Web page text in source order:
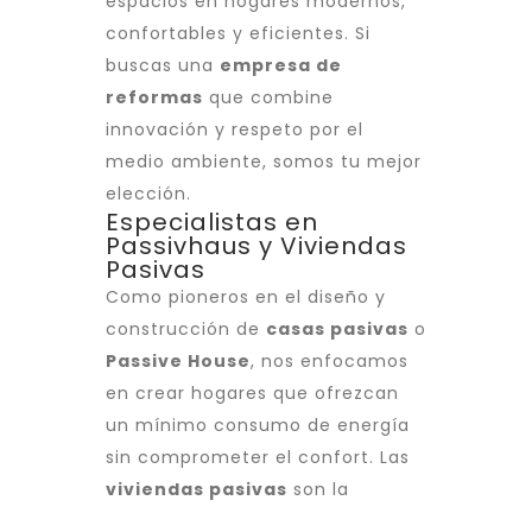
confortables y eficientes. Si
buscas una empresa de
reformas que combine
innovación y respeto por el
medio ambiente, somos tu mejor
elección.
Especialistas en
Passivhaus y Viviendas
Pasivas
Como pioneros en el diseño y
construcción de casas pasivas o
Passive House, nos enfocamos
en crear hogares que ofrezcan
un mínimo consumo de energía
sin comprometer el confort. Las
viviendas pasivas son la